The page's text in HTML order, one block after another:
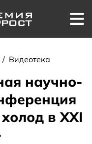
/ Видеотека
научно-
в XXI